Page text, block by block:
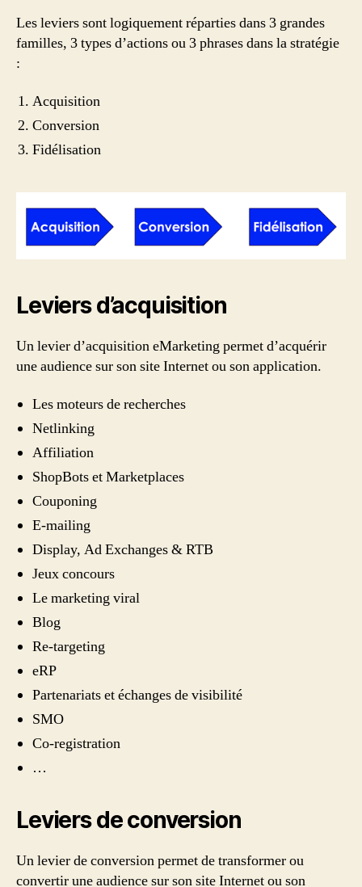
Les leviers sont logiquement réparties dans 3 grandes
familles, 3 types d’actions ou 3 phrases dans la stratégie
:
Acquisition
Conversion
Fidélisation
Leviers d’acquisition
Un levier d’acquisition eMarketing permet d’acquérir
une audience sur son site Internet ou son application.
Les moteurs de recherches
Netlinking
Affiliation
ShopBots et Marketplaces
Couponing
E-mailing
Display, Ad Exchanges & RTB
Jeux concours
Le marketing viral
Blog
Re-targeting
eRP
Partenariats et échanges de visibilité
SMO
Co-registration
…
Leviers de conversion
Un levier de conversion permet de transformer ou
convertir une audience sur son site Internet ou son